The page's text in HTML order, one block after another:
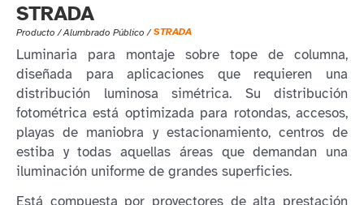
STRADA
Producto /Alumbrado Público / STRADA
Luminaria para montaje sobre tope de columna,
diseñada para aplicaciones que requieren una
distribución luminosa simétrica. Su distribución
fotométrica está optimizada para rotondas, accesos,
playas de maniobra y estacionamiento, centros de
estiba y todas aquellas áreas que demandan una
iluminación uniforme de grandes superficies.
Está compuesta por proyectores de alta prestación